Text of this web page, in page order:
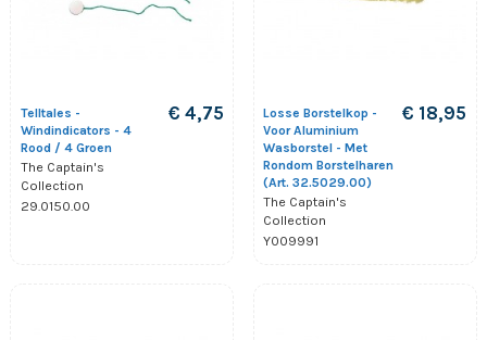
Telltales -
Windindicators - 4
Rood / 4 Groen
The Captain's
Collection
29.0150.00
€ 4,75
Losse Borstelkop -
Voor Aluminium
Wasborstel - Met
Rondom Borstelharen
(Art. 32.5029.00)
The Captain's
Collection
Y009991
€ 18,95